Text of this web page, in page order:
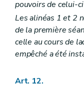
Art. 249
Art. 250
Art. 251
Chapitre II
Art. 252
Art. 253
Art. 255
pouvoirs de celui-
Les alinéas 1 et 2
de la première
celle au cours de
empêché a été
Art. 12.